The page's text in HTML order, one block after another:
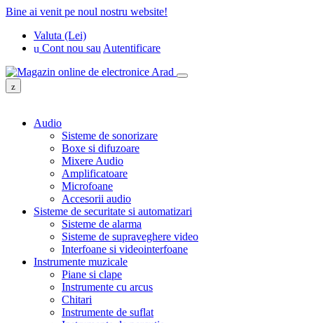
Bine ai venit pe noul nostru website!
Valuta (Lei)
Cont nou sau Autentificare
Audio
Sisteme de sonorizare
Boxe si difuzoare
Mixere Audio
Amplificatoare
Microfoane
Accesorii audio
Sisteme de securitate si automatizari
Sisteme de alarma
Sisteme de supraveghere video
Interfoane si videointerfoane
Instrumente muzicale
Piane si clape
Instrumente cu arcus
Chitari
Instrumente de suflat